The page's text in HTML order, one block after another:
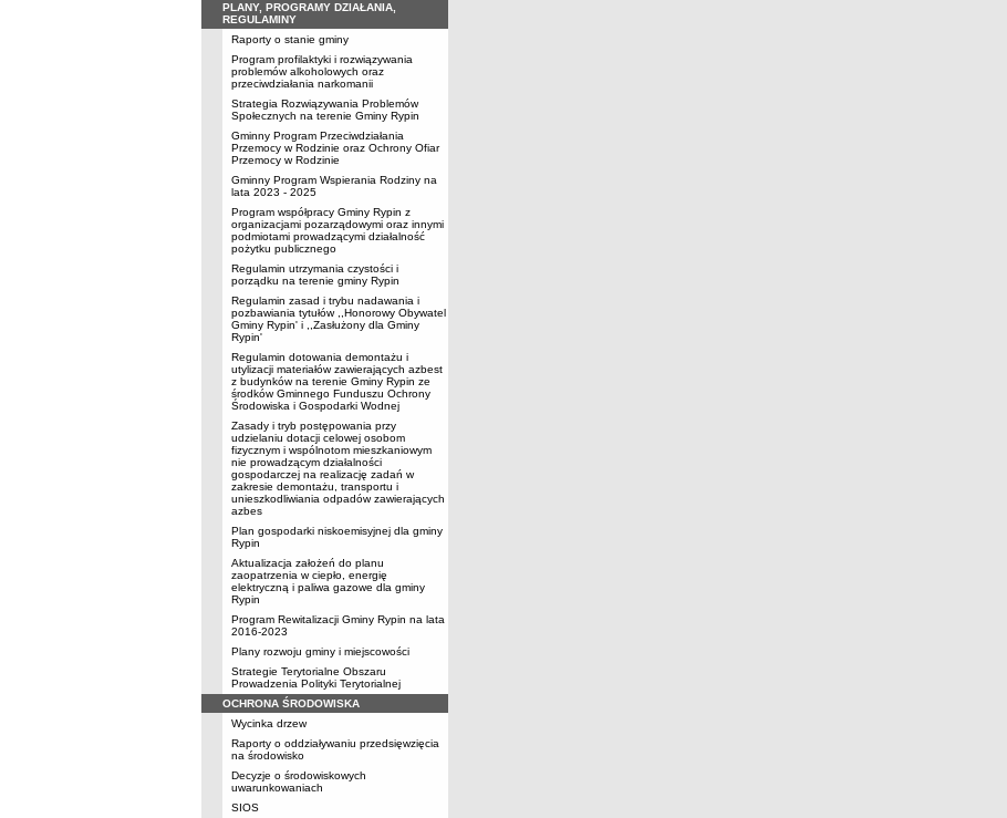
PLANY, PROGRAMY DZIAŁANIA,
REGULAMINY
Raporty o stanie gminy
Program profilaktyki i rozwiązywania
problemów alkoholowych oraz
przeciwdziałania narkomanii
Strategia Rozwiązywania Problemów
Społecznych na terenie Gminy Rypin
Gminny Program Przeciwdziałania
Przemocy w Rodzinie oraz Ochrony Ofiar
Przemocy w Rodzinie
Gminny Program Wspierania Rodziny na
lata 2023 - 2025
Program współpracy Gminy Rypin z
organizacjami pozarządowymi oraz innymi
podmiotami prowadzącymi działalność
pożytku publicznego
Regulamin utrzymania czystości i
porządku na terenie gminy Rypin
Regulamin zasad i trybu nadawania i
pozbawiania tytułów ,,Honorowy Obywatel
Gminy Rypin' i ,,Zasłużony dla Gminy
Rypin'
Regulamin dotowania demontażu i
utylizacji materiałów zawierających azbest
z budynków na terenie Gminy Rypin ze
środków Gminnego Funduszu Ochrony
Środowiska i Gospodarki Wodnej
Zasady i tryb postępowania przy
udzielaniu dotacji celowej osobom
fizycznym i wspólnotom mieszkaniowym
nie prowadzącym działalności
gospodarczej na realizację zadań w
zakresie demontażu, transportu i
unieszkodliwiania odpadów zawierających
azbes
Plan gospodarki niskoemisyjnej dla gminy
Rypin
Aktualizacja założeń do planu
zaopatrzenia w ciepło, energię
elektryczną i paliwa gazowe dla gminy
Rypin
Program Rewitalizacji Gminy Rypin na lata
2016-2023
Plany rozwoju gminy i miejscowości
Strategie Terytorialne Obszaru
Prowadzenia Polityki Terytorialnej
OCHRONA ŚRODOWISKA
Wycinka drzew
Raporty o oddziaływaniu przedsięwzięcia
na środowisko
Decyzje o środowiskowych
uwarunkowaniach
SIOS